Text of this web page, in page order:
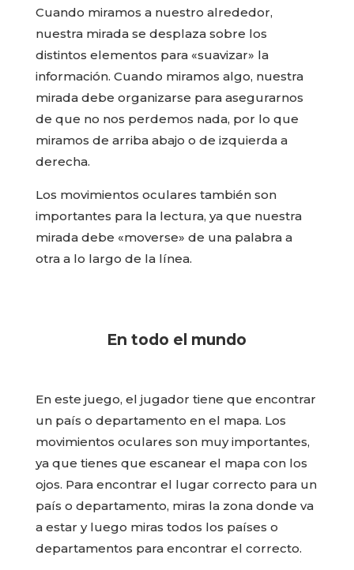
Cuando miramos a nuestro alrededor,
nuestra mirada se desplaza sobre los
distintos elementos para «suavizar» la
información. Cuando miramos algo, nuestra
mirada debe organizarse para asegurarnos
de que no nos perdemos nada, por lo que
miramos de arriba abajo o de izquierda a
derecha.
Los movimientos oculares también son
importantes para la lectura, ya que nuestra
mirada debe «moverse» de una palabra a
otra a lo largo de la línea.
En todo el mundo
En este juego, el jugador tiene que encontrar
un país o departamento en el mapa. Los
movimientos oculares son muy importantes,
ya que tienes que escanear el mapa con los
ojos. Para encontrar el lugar correcto para un
país o departamento, miras la zona donde va
a estar y luego miras todos los países o
departamentos para encontrar el correcto.